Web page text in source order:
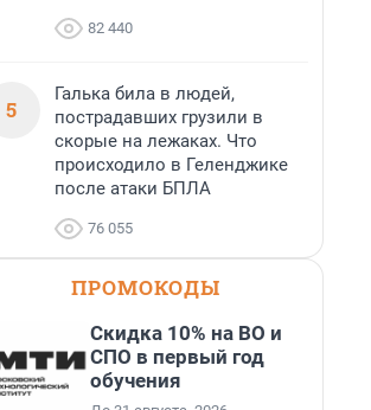
82 440
5
Галька била в людей,
пострадавших грузили в
скорые на лежаках. Что
происходило в Геленджике
после атаки БПЛА
76 055
ПРОМОКОДЫ
Скидка 10% на ВО и
СПО в первый год
обучения